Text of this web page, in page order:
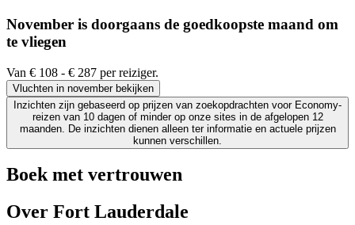
November is doorgaans de goedkoopste maand om
te vliegen
Van € 108 - € 287 per reiziger.
Vluchten in november bekijken
Inzichten zijn gebaseerd op prijzen van zoekopdrachten voor Economy-
reizen van 10 dagen of minder op onze sites in de afgelopen 12
maanden. De inzichten dienen alleen ter informatie en actuele prijzen
kunnen verschillen.
Boek met vertrouwen
Over Fort Lauderdale